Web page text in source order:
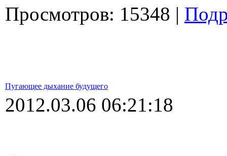
Просмотров: 15348 |
Пугающее дыхание будущего
2012.03.06 06:21:18